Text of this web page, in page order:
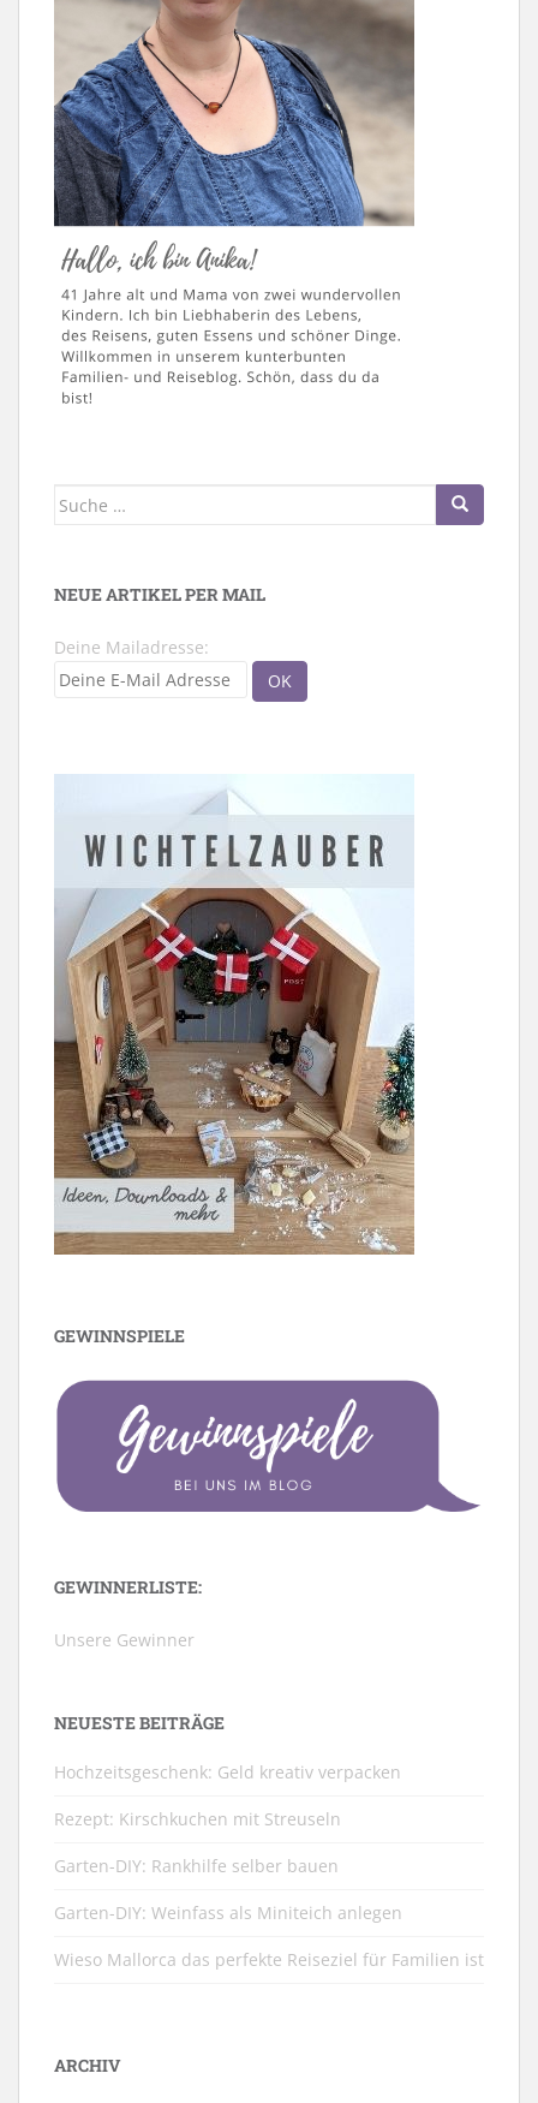
Suche
NEUE ARTIKEL PER MAIL
Deine Mailadresse:
GEWINNSPIELE
GEWINNERLISTE:
Unsere Gewinner
NEUESTE BEITRÄGE
Hochzeitsgeschenk: Geld kreativ verpacken
Rezept: Kirschkuchen mit Streuseln
Garten-DIY: Rankhilfe selber bauen
Garten-DIY: Weinfass als Miniteich anlegen
Wieso Mallorca das perfekte Reiseziel für Familien ist
ARCHIV